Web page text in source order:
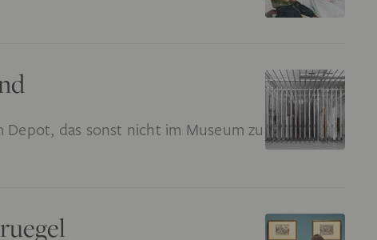
Depot, das sonst nicht im Museum zu